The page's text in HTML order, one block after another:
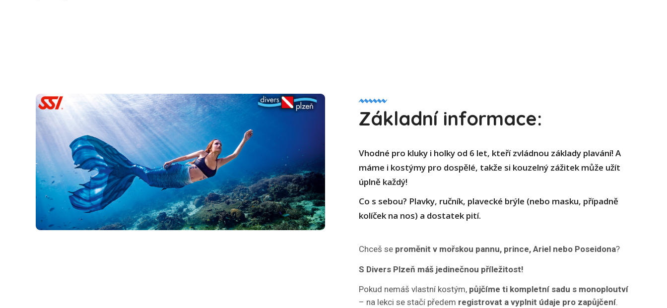
Základní informace:
Vhodné pro kluky i holky od 6 let, kteří zvládnou základy plavání! A
máme i kostýmy pro dospělé, takže si kouzelný zážitek může užít
úplně každý!
Co s sebou? Plavky, ručník, plavecké brýle (nebo masku, případně
kolíček na nos) a dostatek pití.
Chceš se proměnit v mořskou pannu, prince, Ariel nebo Poseidona?
S Divers Plzeň máš jedinečnou příležitost!
Pokud nemáš vlastní kostým, půjčíme ti kompletní sadu s monoploutví
– na lekci se stačí předem registrovat a vyplnit údaje pro zapůjčení.